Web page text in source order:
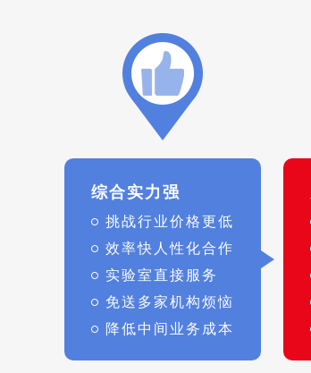
综合实力强
挑战行业价格更低
效率快人性化合作
实验室直接服务
免送多家机构烦恼
降低中间业务成本